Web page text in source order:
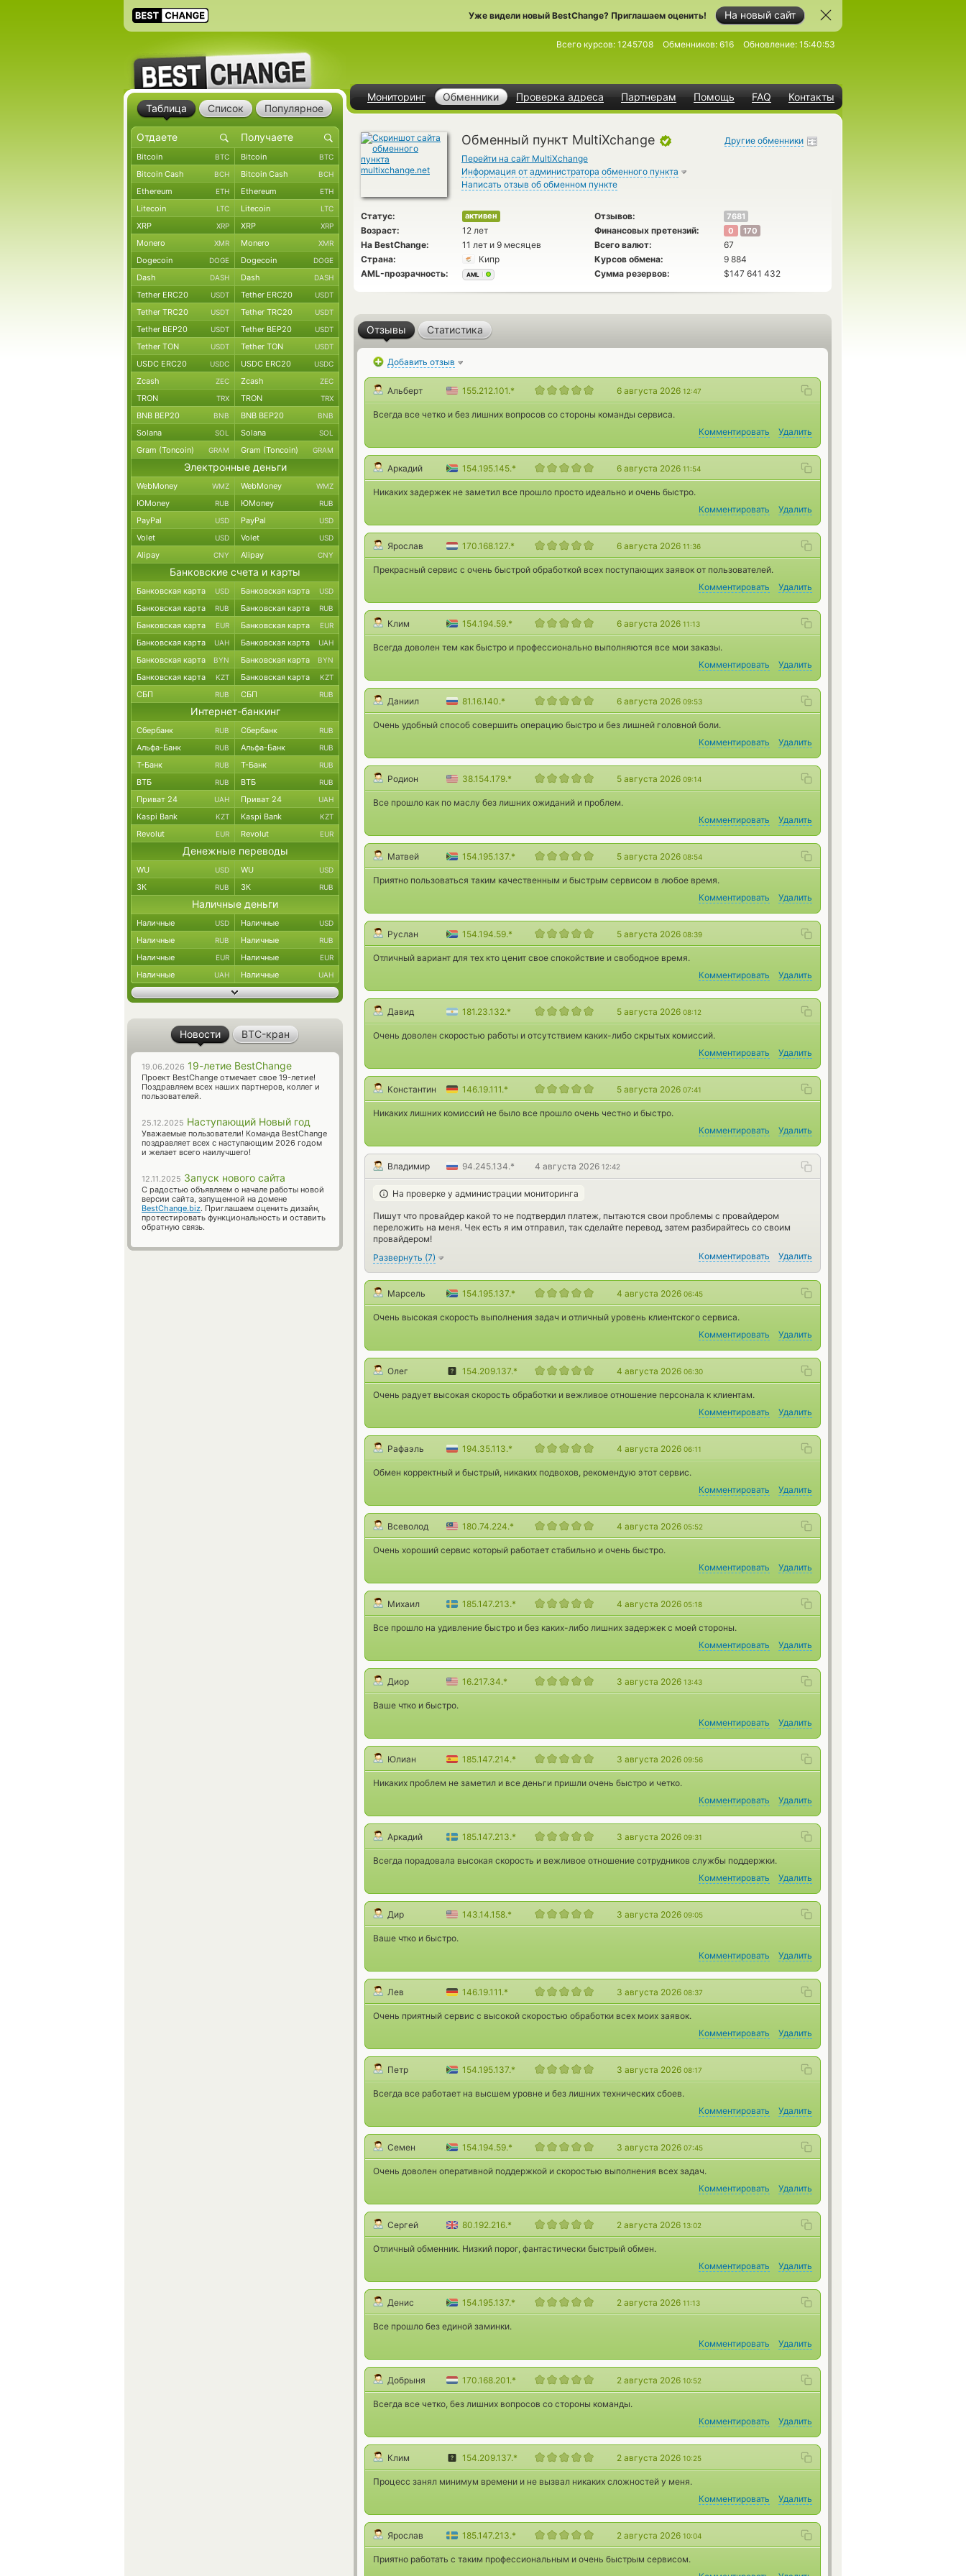
На новый сайт
Уже видели новый BestChange? Приглашаем оценить!
Мониторинг Обменники Проверка адреса Партнерам Помощь FAQ Контакты
Всего курсов: 1245708 Обменников: 616 Обновление: 15:40:53
Обменный пункт MultiXchange
Перейти на сайт MultiXchange
Информация от администратора обменного пункта
Написать отзыв об обменном пункте
Другие обменники
Статус: активен Отзывов: 7681
Возраст: 12 лет Финансовых претензий: 0 170
На BestChange: 11 лет и 9 месяцев Всего валют:
67
Страна:
Кипр Курсов обмена:
9 884
AML-прозрачность:
AML Сумма резервов: $147 641 432
Отзывы Статистика
Добавить отзыв
Альберт 155.212.101.* 6 августа 2026 12:47
Всегда все четко и без лишних вопросов со стороны команды сервиса.
Комментировать
Удалить
Аркадий 154.195.145.* 6 августа 2026 11:54
Никаких задержек не заметил все прошло просто идеально и очень быстро.
Комментировать
Удалить
Ярослав 170.168.127.* 6 августа 2026 11:36
Прекрасный сервис с очень быстрой обработкой всех поступающих заявок от пользователей.
Комментировать
Удалить
Клим 154.194.59.* 6 августа 2026 11:13
Всегда доволен тем как быстро и профессионально выполняются все мои заказы.
Комментировать
Удалить
Даниил 81.16.140.* 6 августа 2026 09:53
Очень удобный способ совершить операцию быстро и без лишней головной боли.
Комментировать
Удалить
Родион 38.154.179.* 5 августа 2026 09:14
Все прошло как по маслу без лишних ожиданий и проблем.
Комментировать
Удалить
Матвей 154.195.137.* 5 августа 2026 08:54
Приятно пользоваться таким качественным и быстрым сервисом в любое время.
Комментировать
Удалить
Руслан 154.194.59.* 5 августа 2026 08:39
Отличный вариант для тех кто ценит свое спокойствие и свободное время.
Комментировать
Удалить
Давид 181.23.132.* 5 августа 2026 08:12
Очень доволен скоростью работы и отсутствием каких-либо скрытых комиссий.
Комментировать
Удалить
Константин 146.19.111.* 5 августа 2026 07:41
Никаких лишних комиссий не было все прошло очень честно и быстро.
Комментировать
Удалить
Владимир 94.245.134.* 4 августа 2026 12:42
На проверке у администрации мониторинга
Пишут что провайдер какой то не подтвердил платеж, пытаются свои проблемы с провайдером
переложить на меня. Чек есть я им отправил, так сделайте перевод, затем разбирайтесь со своим
провайдером!
Развернуть (7) Комментировать Удалить
Марсель 154.195.137.* 4 августа 2026 06:45
Очень высокая скорость выполнения задач и отличный уровень клиентского сервиса.
Комментировать
Удалить
Олег 154.209.137.* 4 августа 2026 06:30
Очень радует высокая скорость обработки и вежливое отношение персонала к клиентам.
Комментировать
Удалить
Рафаэль 194.35.113.* 4 августа 2026 06:11
Обмен корректный и быстрый, никаких подвохов, рекомендую этот сервис.
Комментировать
Удалить
Всеволод 180.74.224.* 4 августа 2026 05:52
Очень хороший сервис который работает стабильно и очень быстро.
Комментировать
Удалить
Михаил 185.147.213.* 4 августа 2026 05:18
Все прошло на удивление быстро и без каких-либо лишних задержек с моей стороны.
Комментировать
Удалить
Диор 16.217.34.* 3 августа 2026 13:43
Ваше чтко и быстро.
Комментировать
Удалить
Юлиан 185.147.214.* 3 августа 2026 09:56
Никаких проблем не заметил и все деньги пришли очень быстро и четко.
Комментировать
Удалить
Аркадий 185.147.213.* 3 августа 2026 09:31
Всегда порадовала высокая скорость и вежливое отношение сотрудников службы поддержки.
Комментировать
Удалить
Дир 143.14.158.* 3 августа 2026 09:05
Ваше чтко и быстро.
Комментировать
Удалить
Лев 146.19.111.* 3 августа 2026 08:37
Очень приятный сервис с высокой скоростью обработки всех моих заявок.
Комментировать
Удалить
Петр 154.195.137.* 3 августа 2026 08:17
Всегда все работает на высшем уровне и без лишних технических сбоев.
Комментировать
Удалить
Семен 154.194.59.* 3 августа 2026 07:45
Очень доволен оперативной поддержкой и скоростью выполнения всех задач.
Комментировать
Удалить
Сергей 80.192.216.* 2 августа 2026 13:02
Отличный обменник. Низкий порог, фантастически быстрый обмен.
Комментировать
Удалить
Денис 154.195.137.* 2 августа 2026 11:13
Все прошло без единой заминки.
Комментировать
Удалить
Добрыня 170.168.201.* 2 августа 2026 10:52
Всегда все четко, без лишних вопросов со стороны команды.
Комментировать
Удалить
Клим 154.209.137.* 2 августа 2026 10:25
Процесс занял минимум времени и не вызвал никаких сложностей у меня.
Комментировать
Удалить
Ярослав 185.147.213.* 2 августа 2026 10:04
Приятно работать с таким профессиональным и очень быстрым сервисом.
Таблица Список Популярное
Bitcoin BTC Bitcoin BTC
Bitcoin Cash BCH Bitcoin Cash BCH
Ethereum ETH Ethereum ETH
Litecoin LTC Litecoin LTC
XRP XRP XRP XRP
Monero XMR Monero XMR
Dogecoin DOGE Dogecoin DOGE
Dash DASH Dash DASH
Tether ERC20 USDT Tether ERC20 USDT
Tether TRC20 USDT Tether TRC20 USDT
Tether BEP20 USDT Tether BEP20 USDT
Tether TON USDT Tether TON USDT
USDC ERC20 USDC USDC ERC20 USDC
Zcash ZEC Zcash ZEC
TRON TRX TRON TRX
BNB BEP20 BNB BNB BEP20 BNB
Solana SOL Solana SOL
Gram (Toncoin) GRAM Gram (Toncoin) GRAM
Электронные деньги
WebMoney WMZ WebMoney WMZ
ЮMoney RUB ЮMoney RUB
PayPal USD PayPal USD
Volet USD Volet USD
Alipay CNY Alipay CNY
Банковские счета и карты
Банковская карта USD Банковская карта USD
Банковская карта RUB Банковская карта RUB
Банковская карта EUR Банковская карта EUR
Банковская карта UAH Банковская карта UAH
Банковская карта BYN Банковская карта BYN
Банковская карта KZT Банковская карта KZT
СБП RUB СБП RUB
Интернет-банкинг
Сбербанк RUB Сбербанк RUB
Альфа-Банк RUB Альфа-Банк RUB
Т-Банк RUB Т-Банк RUB
ВТБ RUB ВТБ RUB
Приват 24 UAH Приват 24 UAH
Kaspi Bank KZT Kaspi Bank KZT
Revolut EUR Revolut EUR
Денежные переводы
WU USD WU USD
ЗК RUB ЗК RUB
Наличные деньги
Наличные USD Наличные USD
Наличные RUB Наличные RUB
Наличные EUR Наличные EUR
Наличные UAH Наличные UAH
Новости BTC-кран
19.06.2026 19-летие BestChange
Проект BestChange отмечает свое 19-летие!
Поздравляем всех наших партнеров, коллег и
пользователей.
25.12.2025 Наступающий Новый год
Уважаемые пользователи! Команда BestChange
поздравляет всех с наступающим 2026 годом
и желает всего наилучшего!
12.11.2025 Запуск нового сайта
С радостью объявляем о начале работы новой
версии сайта, запущенной на домене
BestChange.biz. Приглашаем оценить дизайн,
протестировать функциональность и оставить
обратную связь.